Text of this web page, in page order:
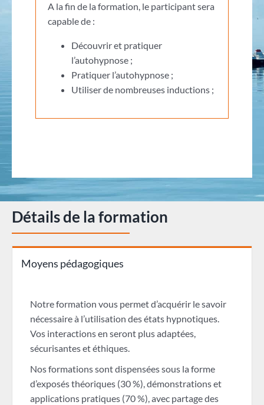
A la fin de la formation, le participant sera
capable de :
Découvrir et pratiquer
l’autohypnose ;
Pratiquer l’autohypnose ;
Utiliser de nombreuses inductions ;
Détails de la formation
Moyens pédagogiques
Notre formation vous permet d’acquérir le savoir
nécessaire à l’utilisation des états hypnotiques.
Vos interactions en seront plus adaptées,
sécurisantes et éthiques.
Nos formations sont dispensées sous la forme
d’exposés théoriques (30 %), démonstrations et
applications pratiques (70 %), avec partage des